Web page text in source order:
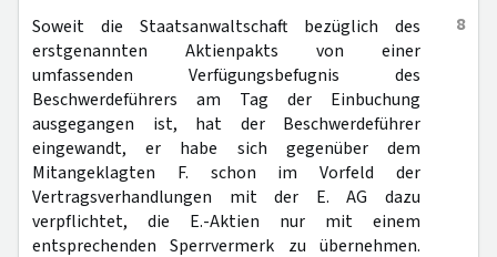
8
Soweit die Staatsanwaltschaft bezüglich des
erstgenannten Aktienpakts von einer
umfassenden Verfügungsbefugnis des
Beschwerdeführers am Tag der Einbuchung
ausgegangen ist, hat der Beschwerdeführer
eingewandt, er habe sich gegenüber dem
Mitangeklagten F. schon im Vorfeld der
Vertragsverhandlungen mit der E. AG dazu
verpflichtet, die E.-Aktien nur mit einem
entsprechenden Sperrvermerk zu übernehmen.